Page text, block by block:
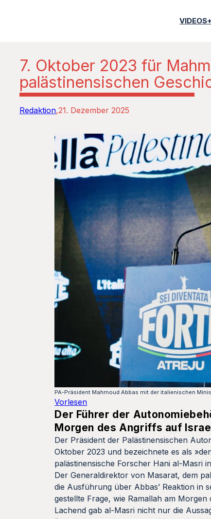
7. Oktober 2023 für
palästinensischen
Redaktion 21. Dezember 2025
PA-Präsident Mahmoud Abbas mit der italienischen
Vorlesen
Der Führer der
Morgen des Angriffs auf
Der Präsident der Palästinensischen
Oktober 2023 und bezeichnete es als
palästinensische Forscher Hani al-Masri
Der Generaldirektor von Masarat, dem
die Ausführung über Abbas’ Reaktion in
gestellte Frage, wie Ramallah am
Lachend gab al-Masri nicht nur die